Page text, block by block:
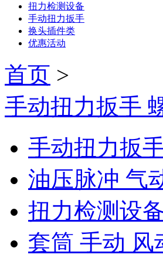
扭力检测设备
手动扭力扳手
换头插件类
优惠活动
首页 >
手动扭力扳手
手动扭力扳
油压脉冲 气
扭力检测设
套筒 手动 风